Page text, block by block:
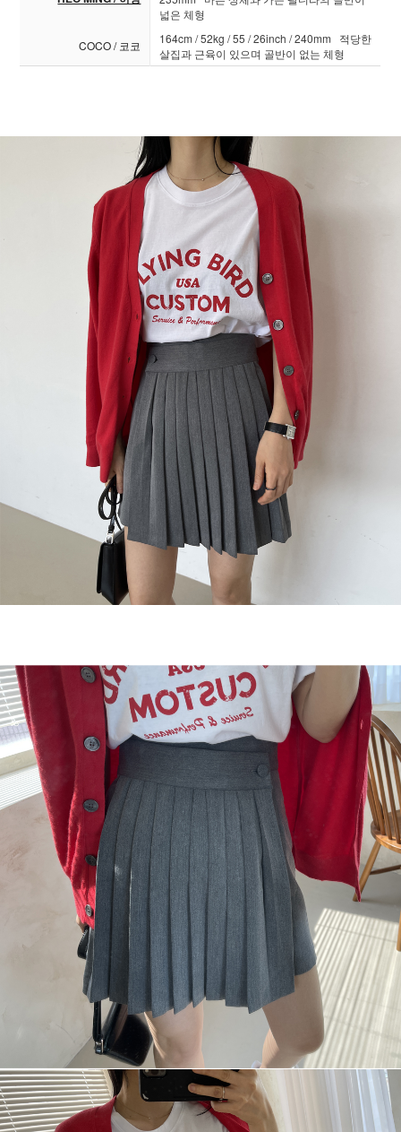
넓은 체형
COCO / 코코
164cm / 52kg / 55 / 26inch / 240mm 적당한
살집과 근육이 있으며 골반이 없는 체형